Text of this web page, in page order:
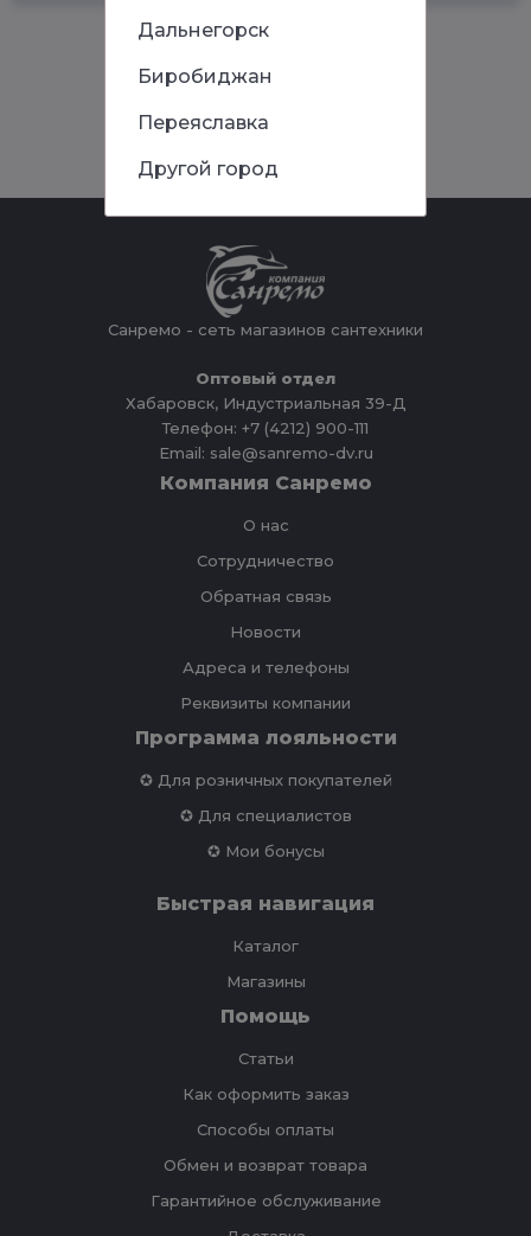
Санремо - сеть магазинов сантехники
Оптовый отдел
Хабаровск, Индустриальная 39-Д
Телефон: +7 (4212) 900-111
Email: sale@sanremo-dv.ru
Компания Санремо
О нас
Сотрудничество
Обратная связь
Новости
Адреса и телефоны
Реквизиты компании
Программа лояльности
✪ Для розничных покупателей
✪ Для специалистов
✪ Мои бонусы
Быстрая навигация
Каталог
Магазины
Помощь
Статьи
Как оформить заказ
Способы оплаты
Обмен и возврат товара
Гарантийное обслуживание
Дальнегорск
Биробиджан
Переяславка
Другой город